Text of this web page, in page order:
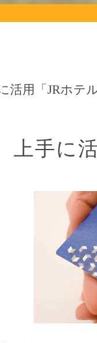
活用「JRホテ
上手に